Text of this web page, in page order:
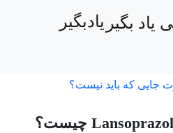
یادبگیر
جایی که باید نیست؟